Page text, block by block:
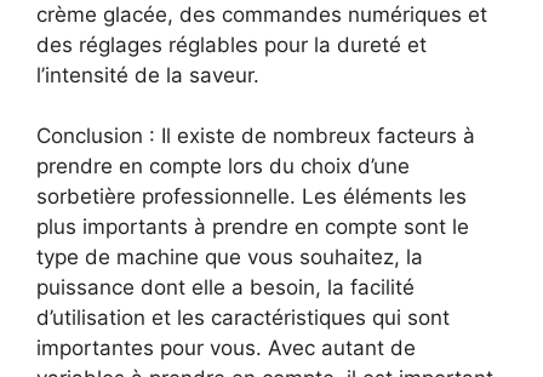
crème glacée, des commandes numériques et
des réglages réglables pour la dureté et
l’intensité de la saveur.
Conclusion : Il existe de nombreux facteurs à
prendre en compte lors du choix d’une
sorbetière professionnelle. Les éléments les
plus importants à prendre en compte sont le
type de machine que vous souhaitez, la
puissance dont elle a besoin, la facilité
d’utilisation et les caractéristiques qui sont
importantes pour vous. Avec autant de